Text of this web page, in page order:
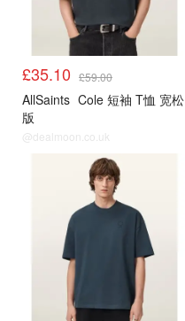
£35.10 £59.00
AllSaints Cole 短袖 T恤 宽松
版
@dealmoon.co.uk